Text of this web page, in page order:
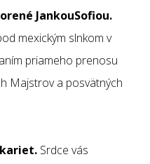
JankouSofiou.
mexickým slnkom v
priameho prenosu
Majstrov a posvätných
Srdce vás